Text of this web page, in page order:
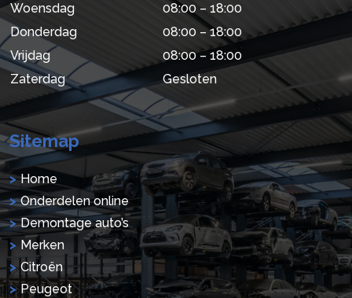
Woensdag
08:00 – 18:00
Donderdag
08:00 – 18:00
Vrijdag
08:00 – 18:00
Zaterdag
Gesloten
Sitemap
Home
Onderdelen online
Demontage auto’s
Merken
Citroën
Peugeot